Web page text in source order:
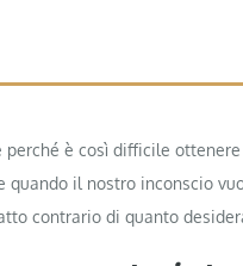
è così difficile
quando il nostro inconscio
contrario di quanto